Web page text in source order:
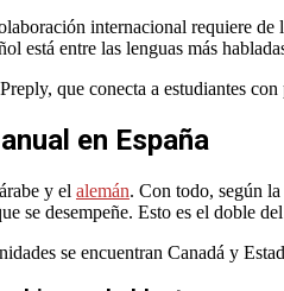
internacional requiere de
está entre las lenguas más
que conecta a estudiantes
en España
y el alemán. Con todo, según
se desempeñe. Esto es el doble
se encuentran Canadá y